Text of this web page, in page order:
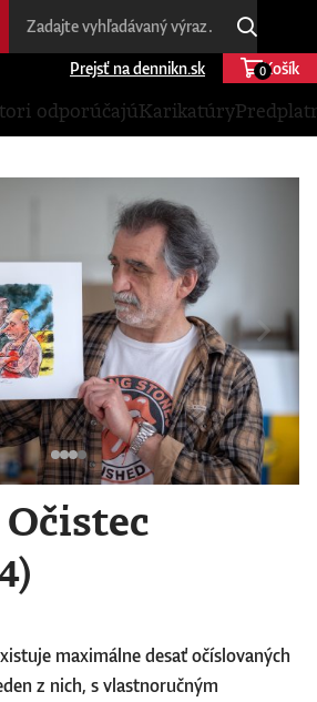
Prejsť na dennikn.sk Košík
0
odporúčajúKarikatúry
maximálne desať očíslovaných
z nich, s vlastnoručným